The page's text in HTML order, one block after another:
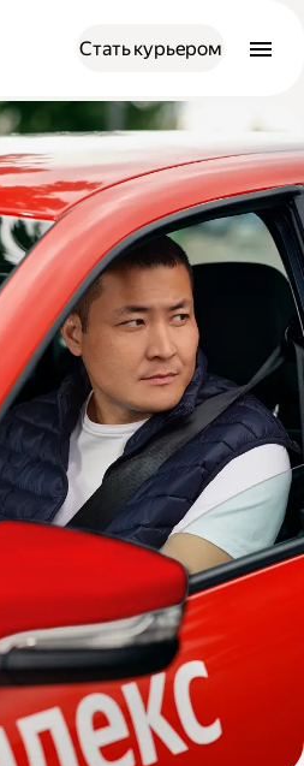
Стать курьером